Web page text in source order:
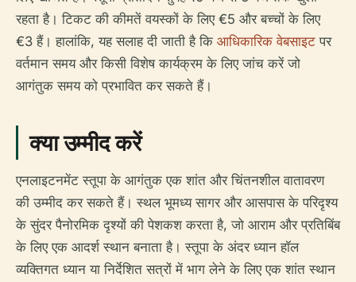
रहता है। टिकट की कीमतें वयस्कों के लिए €5 और बच्चों के लिए
€3 हैं। हालांकि, यह सलाह दी जाती है कि आधिकारिक वेबसाइट पर
वर्तमान समय और किसी विशेष कार्यक्रम के लिए जांच करें जो
आगंतुक समय को प्रभावित कर सकते हैं।
क्या उम्मीद करें
एनलाइटनमेंट स्तूपा के आगंतुक एक शांत और चिंतनशील वातावरण
की उम्मीद कर सकते हैं। स्थल भूमध्य सागर और आसपास के परिदृश्य
के सुंदर पैनोरमिक दृश्यों की पेशकश करता है, जो आराम और प्रतिबिंब
के लिए एक आदर्श स्थान बनाता है। स्तूपा के अंदर ध्यान हॉल
व्यक्तिगत ध्यान या निर्देशित सत्रों में भाग लेने के लिए एक शांत स्थान